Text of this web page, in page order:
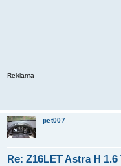
Reklama
pet007
Re: Z16LET Astra H